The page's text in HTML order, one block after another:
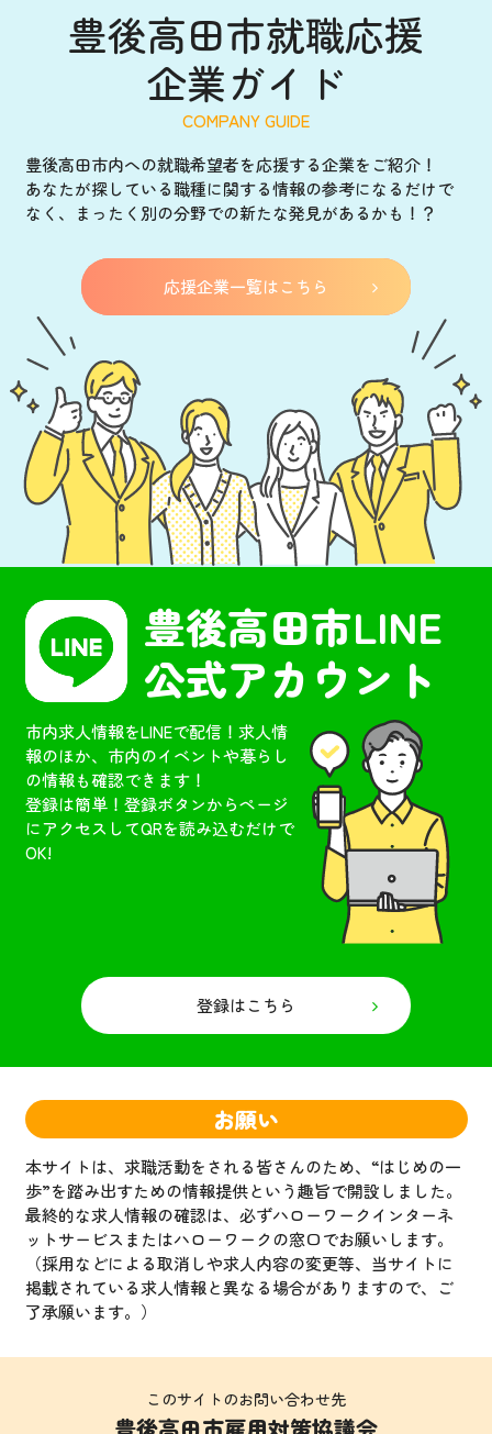
雇用制度などのお知らせ（ハローワーク中津日替わり相
談会）を更新しました
雇用制度などのお知らせ（パソコン経理課のご案内）を
2025-12-23
豊後高田市就職説明会を開催します
雇用制度などのお知らせ（最低賃金について）を更新し
ました
2025-12-11
企業情報を更新しました
2025-01-21
企業情報を追加しました。
2024-12-23
企業情報を追加しました。
2024-10-04
ました
2024-07-31
雇用制度などのお知らせ（労働相談週間）を更新しまし
た
2024-06-18
企業情報を更新しました
2024-02-02
豊後高田市企業合同就職説明会を開催します
企業情報を追加しました。
2024-02-01
2024-02-01
企業情報を追加しました。
2024-02-01
企業情報を追加しました。
2023-12-08
企業情報を追加しました。
2023-11-21
雇用制度などのお知らせ（最低賃金について）を更新し
豊後高田市就職応援
企業ガイド
豊後高田市内への就職希望者を応援する企業をご紹介！
あなたが探している職種に関する情報の参考になるだけで
なく、まったく別の分野での新たな発見があるかも！？
応援企業一覧はこちら
豊後高田市LINE
公式アカウント
市内求人情報をLINEで配信！求人情
報のほか、市内のイベントや暮らし
の情報も確認できます！
登録は簡単！登録ボタンからページ
にアクセスしてQRを読み込むだけで
OK!
登録はこちら
お願い
本サイトは、求職活動をされる皆さんのため、“はじめの一
歩”を踏み出すための情報提供という趣旨で開設しました。
最終的な求人情報の確認は、必ずハローワークインターネ
ットサービスまたはハローワークの窓口でお願いします。
（採用などによる取消しや求人内容の変更等、当サイトに
掲載されている求人情報と異なる場合がありますので、ご
了承願います。）
このサイトのお問い合わせ先